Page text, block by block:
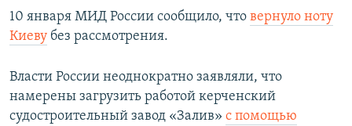
10 января МИД России сообщило, что вернуло ноту
Киеву без рассмотрения.
Власти России неоднократно заявляли, что
намерены загрузить работой керченский
судостроительный завод «Залив» с помощью